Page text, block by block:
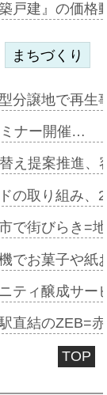
戸建』の価
まちづくり
分譲地で再
ナー開催…
え提案推進
の取り組み
で街びらき=
でお菓子や
ティ醸成サ
直結のZEB=
TOP